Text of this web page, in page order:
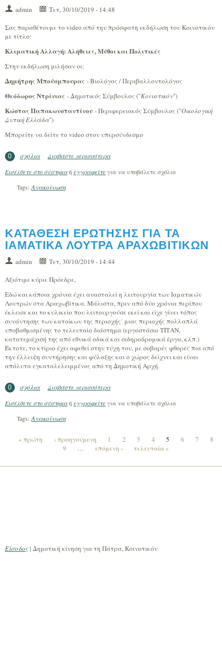
admin
Τετ, 30/10/2019 - 14:48
Σας παραθέτουμε το video από την πρόσφατη εκδήλωση του Κοινοτικόν
με τίτλο:
Κλιματική Αλλαγή: Αλήθειες, Μύθοι και Πολιτικές
Στην εκδήλωση μιλήσαν οι:
Δημήτρης Μπούσμπουρας - Βιολόγος / Περιβαλλοντολόγος
Θεόδωρος Ντρίνιας - Δημοτικός Σύμβουλος ("Κοινοτικόν")
Κώστας Παπακωνσταντίνου - Περιφερειακός Σύμβουλος ("Οικολογική
Δυτική Ελλάδα")
Μπορείτε να δείτε το video στον υπερσύνδεσμο
0 σχόλια Διαβάστε περισσότεραγια Βίντεο εκδήλωσης για την Κλιματική
Εισέλθετε στο σύστημαή εγγραφείτεγια να υποβάλετε σχόλια
Tags: Ανακοίνωση
ΚΑΤΑΘΕΣΗ ΕΡΩΤΗΣΗΣ ΓΙΑ ΤΑ
ΙΑΜΑΤΙΚΑ ΛΟΥΤΡΑ ΑΡΑΧΩΒΙΤΙΚΩΝ
admin
Τετ, 30/10/2019 - 14:44
Αξιότιμε κύριε Πρόεδρε,
Εδώ και κάποια χρόνια έχει ανασταλεί η λειτουργία των Ιαματικών
Λουτρών στα Αραχωβίτικα. Μάλιστα, πριν από δύο χρόνια περίπου
έκλεισε και το κυλικείο που λειτουργούσε εκεί και είχε γίνει τόπος
συνάντησης των κατοίκων της περιοχής˙ μιας περιοχής πολλαπλά
υποβαθμισμένης το τελευταίο διάστημα (εργοστάσιο ΤΙΤΑΝ,
κατατεμάχισή της από εθνικά οδικά και σιδηροδρομικά έργα, κλπ.)
Έκτοτε, το κτίριο έχει αφεθεί στην τύχη του, με σοβαρές φθορές πια από
την έλλειψη συντήρησης και φύλαξης και ο χώρος δείχνει και είναι
απόλυτα εγκαταλελειμμένος από τη Δημοτική Αρχή.
0 σχόλια Διαβάστε περισσότεραγια ΚΑΤΑΘΕΣΗ ΕΡΩΤΗΣΗΣ ΓΙΑ ΤΑ
Εισέλθετε στο σύστημαή εγγραφείτεγια να υποβάλετε σχόλια
Tags: Ανακοίνωση
« πρώτη ‹ προηγούμενη 1 2 3 4 5 6 7
8
9
… επόμενη › τελευταία »
Είσοδος| Δημοτική κίνηση για τη Πάτρα, Κοινοτικόν